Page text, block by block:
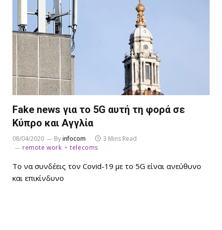
Fake news για το 5G αυτή τη φορά σε
Κύπρο και Αγγλία
08/04/2020 Byinfocom
3 Mins Read
remote work
telecoms
Το να συνδέεις τον Covid-19 με το 5G είναι ανεύθυνο
και επικίνδυνο